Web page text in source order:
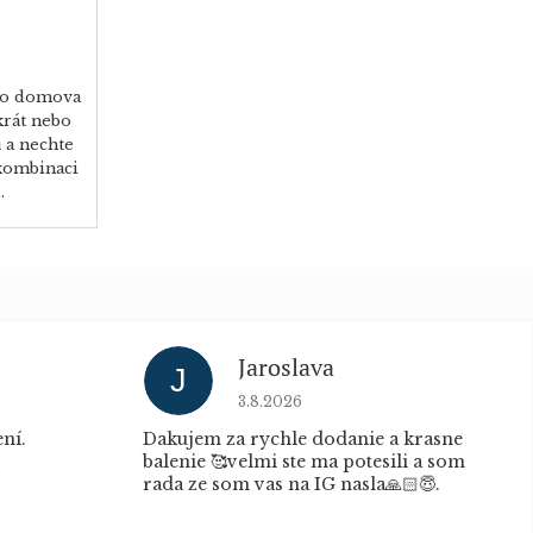
domova
nebo
nechte
je 5 z 5 hvězdiček.
J Jaroslava
Hodnocení obchodu je 5 z 5
3.8.2026
Dakujem za rychle dodanie a krasne
balenie 🥰velmi ste ma potesili a som
rada ze som vas na IG nasla🙏🏻😇.